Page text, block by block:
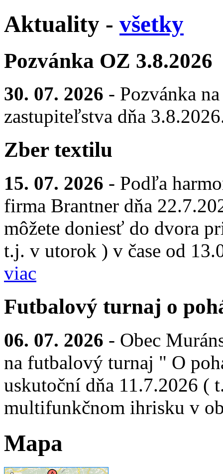
Aktuality - všetky
Pozvánka OZ 3.8.2026
30. 07. 2026 - Pozvánka
zastupiteľstva dňa
Zber textilu
15. 07. 2026 - Podľa
firma Brantner dňa
môžete doniesť do dvora
t.j. v utorok ) v čase od
viac
Futbalový turnaj o
06. 07. 2026 - Obec
na futbalový turnaj " O
uskutoční dňa 11.7.2026 (
multifunkčnom ihrisku v
Mapa